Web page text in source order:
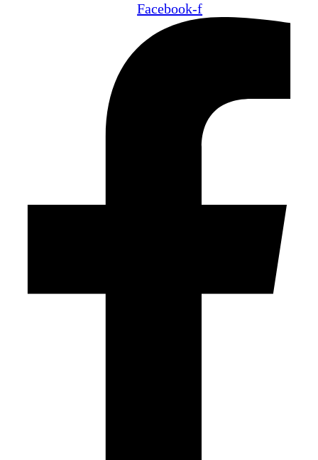
Facebook-f